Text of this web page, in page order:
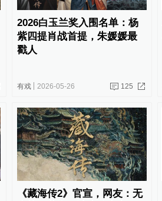
2026白玉兰奖入围名单：杨
紫四提肖战首提，朱媛媛最
戳人
有戏 2026-05-26 125
《藏海传2》官宣，网友：无